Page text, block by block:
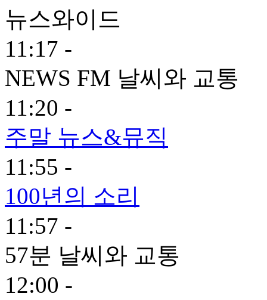
뉴스와이드
11:17 -
NEWS FM 날씨와 교통
11:20 -
주말 뉴스&뮤직
11:55 -
100년의 소리
11:57 -
57분 날씨와 교통
12:00 -